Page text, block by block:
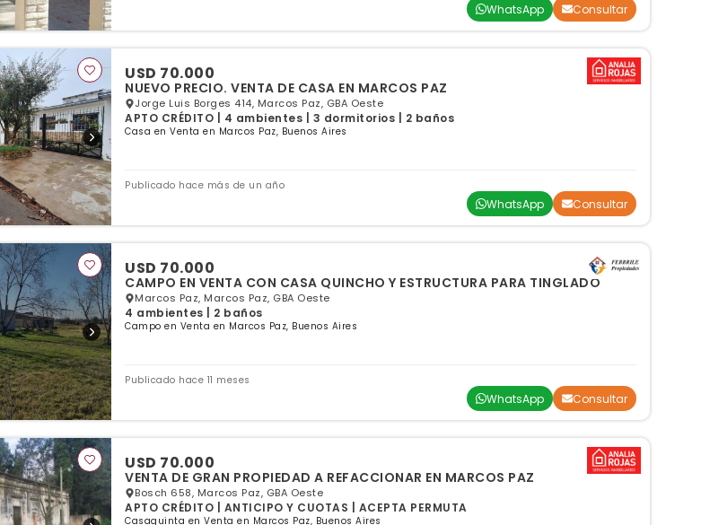
WhatsApp Consultar
USD 70.000
NUEVO PRECIO. VENTA DE CASA EN MARCOS PAZ
Jorge Luis Borges 414, Marcos Paz, GBA Oeste
APTO CRÉDITO | 4 ambientes | 3 dormitorios | 2 baños
Casa en Venta en Marcos Paz, Buenos Aires
Publicado hace más de un año
WhatsApp Consultar
USD 70.000
CAMPO EN VENTA CON CASA QUINCHO Y ESTRUCTURA PARA TINGLADO
Marcos Paz, Marcos Paz, GBA Oeste
4 ambientes | 2 baños
Campo en Venta en Marcos Paz, Buenos Aires
Publicado hace 11 meses
WhatsApp Consultar
USD 70.000
VENTA DE GRAN PROPIEDAD A REFACCIONAR EN MARCOS PAZ
Bosch 658, Marcos Paz, GBA Oeste
APTO CRÉDITO | ANTICIPO Y CUOTAS | ACEPTA PERMUTA
Casaquinta en Venta en Marcos Paz, Buenos Aires